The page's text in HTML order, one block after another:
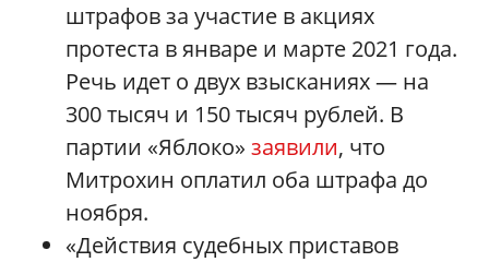
штрафов за участие в акциях
протеста в январе и марте 2021 года.
Речь идет о двух взысканиях — на
300 тысяч и 150 тысяч рублей. В
партии «Яблоко» заявили, что
Митрохин оплатил оба штрафа до
ноября.
«Действия судебных приставов